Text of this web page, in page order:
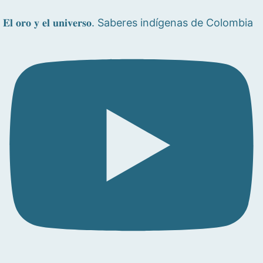
𝐄𝐥 𝐨𝐫𝐨 𝐲 𝐞𝐥 𝐮𝐧𝐢𝐯𝐞𝐫𝐬𝐨. Saberes indígenas de Colombia